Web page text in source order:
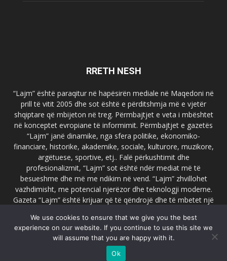
RRETH NESH
“Lajm” është paraqitur në hapësirën mediale në Maqedoni në
prill të vitit 2005 dhe sot është e përditshmja më e vjetër
shqiptare që mbijeton në treg. Përmbajtjet e veta i mbështet
në konceptet evropiane të informimit. Përmbajtjet e gazetës
“Lajm” janë dinamike, nga sfera politike, ekonomiko-
financiare, historike, akademike, sociale, kulturore, muzikore,
argëtuese, sportive, etj.. Falë përkushtimit dhe
profesionalizmit, “Lajm” sot është ndër mediat më të
besueshme dhe më me ndikim në vend. “Lajm” zhvillohet
vazhdimisht, me potencial njerëzor dhe teknologji moderne.
Gazeta “Lajm” është krijuar që të qëndrojë dhe të mbetet një
faqja zyrtare e gazetës “Lajm”, www.lajmpress.org është një
ndër portalet më të njohur në Maqedoni.
lajm.sk@gmail.com
We use cookies to ensure that we give you the best
experience on our website. If you continue to use this site we
will assume that you are happy with it.
Ok